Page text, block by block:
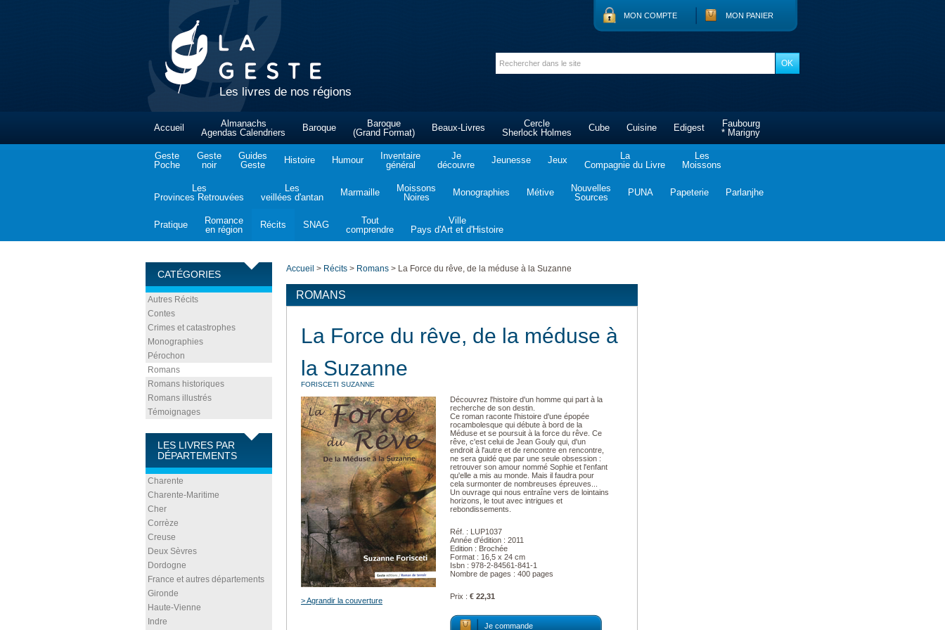
Les livres de nos régions
MON COMPTE MON PANIER
Accueil
Almanachs
Agendas Calendriers
Baroque
Baroque
(Grand Format)
Beaux-Livres
Cercle
Sherlock Holmes
Cube Cuisine Edigest
Faubourg
* Marigny
Geste
Poche
Geste
noir
Guides
Geste
Histoire Humour
Inventaire
général
Je
découvre
Jeunesse Jeux
La
Compagnie du Livre
Les
Moissons
Les
Provinces Retrouvées
Les
veillées d'antan
Marmaille
Moissons
Noires
Monographies Métive
Nouvelles
Sources
PUNA Papeterie Parlanjhe
Pratique
Romance
en région
Récits SNAG
Tout
comprendre
Ville
Pays d'Art et d'Histoire
CATÉGORIES
Autres Récits
Contes
Crimes et catastrophes
Monographies
Pérochon
Romans
Romans historiques
Romans illustrés
Témoignages
LES LIVRES PAR
DÉPARTEMENTS
Charente
Charente-Maritime
Cher
Corrèze
Creuse
Deux Sèvres
Dordogne
France et autres départements
Gironde
Haute-Vienne
Indre
Accueil > Récits > Romans > La Force du rêve, de la méduse à la Suzanne
ROMANS
La Force du rêve, de la méduse à
la Suzanne
FORISCETI SUZANNE
> Agrandir la couverture
Découvrez l'histoire d'un homme qui part à la
recherche de son destin.
Ce roman raconte l'histoire d'une épopée
rocambolesque qui débute à bord de la
Méduse et se poursuit à la force du rêve. Ce
rêve, c'est celui de Jean Gouly qui, d'un
endroit à l'autre et de rencontre en rencontre,
ne sera guidé que par une seule obsession :
retrouver son amour nommé Sophie et l'enfant
qu'elle a mis au monde. Mais il faudra pour
cela surmonter de nombreuses épreuves...
Un ouvrage qui nous entraîne vers de lointains
horizons, le tout avec intrigues et
rebondissements.
Réf. : LUP1037
Année d'édition : 2011
Edition : Brochée
Format : 16,5 x 24 cm
Isbn : 978-2-84561-841-1
Nombre de pages : 400 pages
Prix : € 22,31
Je commande